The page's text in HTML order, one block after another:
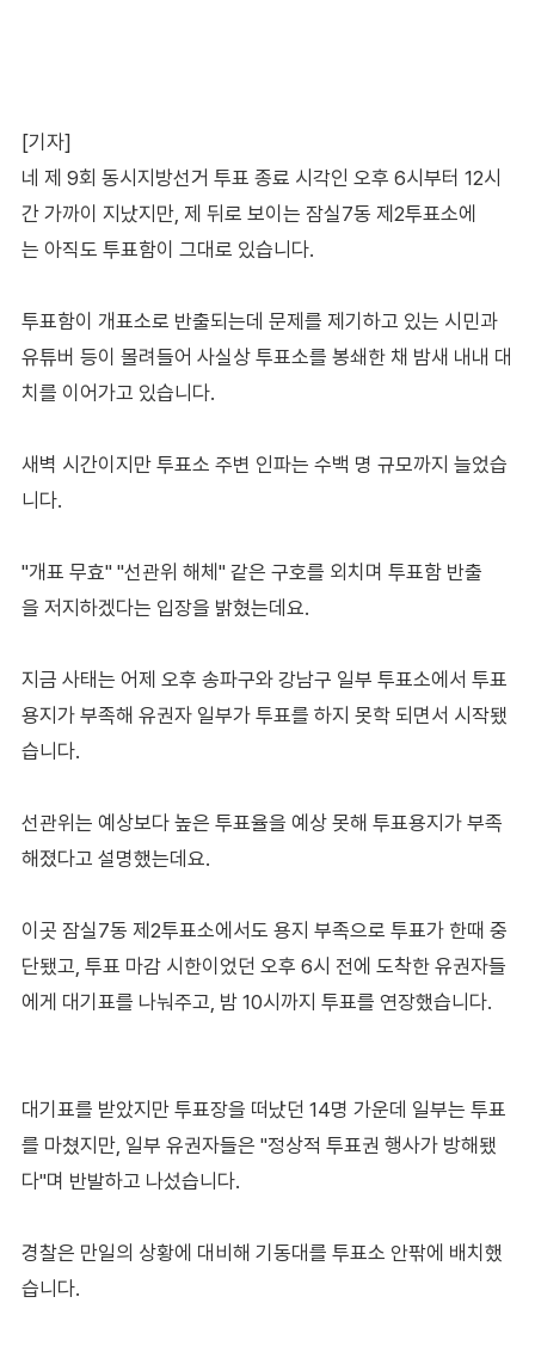
[기자]
네 제 9회 동시지방선거 투표 종료 시각인 오후 6시부터 12시
간 가까이 지났지만, 제 뒤로 보이는 잠실7동 제2투표소에
는 아직도 투표함이 그대로 있습니다.
투표함이 개표소로 반출되는데 문제를 제기하고 있는 시민과
유튜버 등이 몰려들어 사실상 투표소를 봉쇄한 채 밤새 내내 대
치를 이어가고 있습니다.
새벽 시간이지만 투표소 주변 인파는 수백 명 규모까지 늘었습
니다.
"개표 무효" "선관위 해체" 같은 구호를 외치며 투표함 반출
을 저지하겠다는 입장을 밝혔는데요.
지금 사태는 어제 오후 송파구와 강남구 일부 투표소에서 투표
용지가 부족해 유권자 일부가 투표를 하지 못학 되면서 시작됐
습니다.
선관위는 예상보다 높은 투표율을 예상 못해 투표용지가 부족
해졌다고 설명했는데요.
이곳 잠실7동 제2투표소에서도 용지 부족으로 투표가 한때 중
단됐고, 투표 마감 시한이었던 오후 6시 전에 도착한 유권자들
에게 대기표를 나눠주고, 밤 10시까지 투표를 연장했습니다.
대기표를 받았지만 투표장을 떠났던 14명 가운데 일부는 투표
를 마쳤지만, 일부 유권자들은 "정상적 투표권 행사가 방해됐
다"며 반발하고 나섰습니다.
경찰은 만일의 상황에 대비해 기동대를 투표소 안팎에 배치했
습니다.